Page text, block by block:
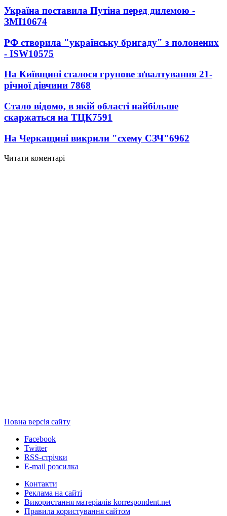
Україна поставила Путіна перед дилемою -
ЗМІ10674
РФ створила "українську бригаду" з полонених
- ISW10575
На Київщині сталося групове зґвалтування 21-
річної дівчини 7868
Стало відомо, в якій області найбільше
скаржаться на ТЦК7591
На Черкащині викрили "схему СЗЧ"6962
Читати коментарі
Повна версія сайту
Facebook
Twitter
RSS-стрічки
E-mail розсилка
Контакти
Реклама на сайті
Використання матеріалів korrespondent.net
Правила користування сайтом